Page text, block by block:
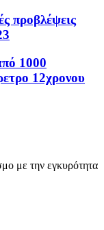
προβλέψεις
1000
12χρονου
με την εγκυρότητα